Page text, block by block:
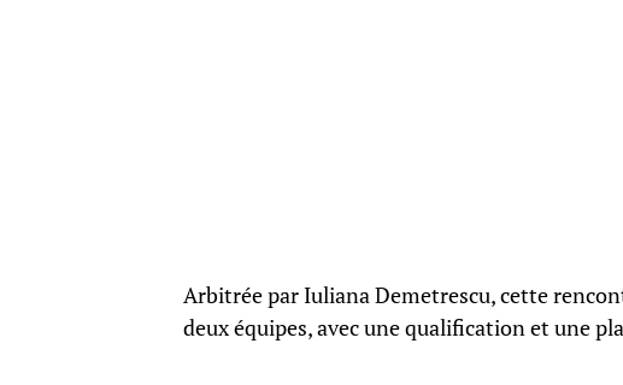
Arbitrée par Iuliana Demetrescu, cette
deux équipes, avec une qualification et une